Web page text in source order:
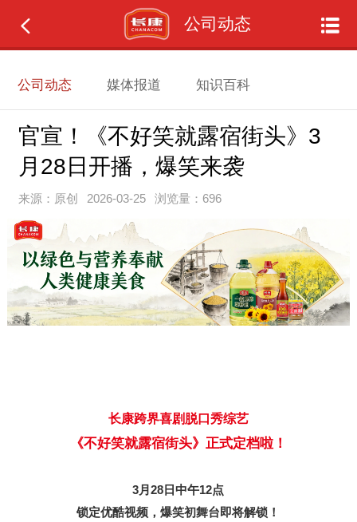
公司动态
公司动态 媒体报道 知识百科
官宣！《不好笑就露宿街头》3
月28日开播，爆笑来袭
来源：原创 2026-03-25 浏览量：696
长康跨界喜剧脱口秀综艺
《不好笑就露宿街头》正式定档啦！
3月28日中午12点
锁定优酷视频，爆笑初舞台即将解锁！